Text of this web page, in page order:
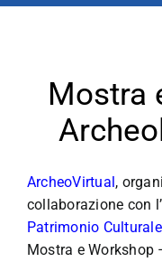
Mostra
ArcheoVirtual,
collaborazione con l’
Patrimonio Culturale
Mostra e Workshop